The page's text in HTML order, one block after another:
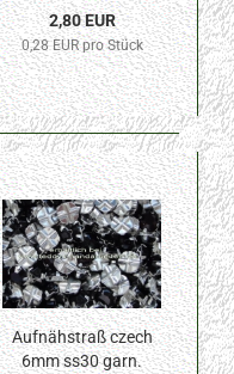
2,80 EUR
0,28 EUR pro Stück
Aufnähstraß czech
6mm ss30 garn.